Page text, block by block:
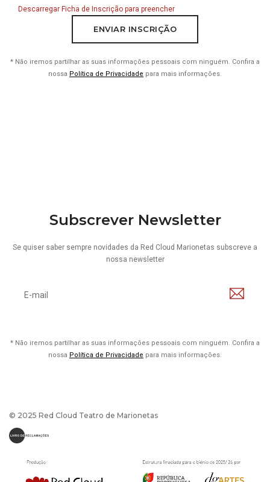
Descarregar Ficha de Inscrição para preencher
* Não iremos partilhar as suas informações pessoais com ninguém. Confira a
nossa Política de Privacidade para mais informações.
Subscrever Newsletter
Se quiser saber sempre novidades da Red Cloud Marionetas subscreve a
nossa newsletter
* Não iremos partilhar as suas informações pessoais com ninguém. Confira a
nossa Política de Privacidade para mais informações.
© 2025 Red Cloud Teatro de Marionetas